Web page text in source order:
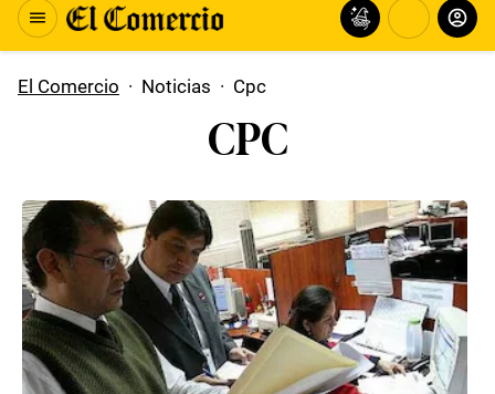
El Comercio · Noticias · Cpc
CPC